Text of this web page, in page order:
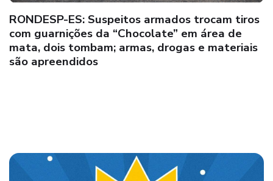
distrito de Santo Antônio, em Teixeira de
Freitas; executor foge após o crime